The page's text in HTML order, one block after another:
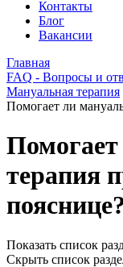
Контакты
Блог
Вакансии
Главная
FAQ - Вопросы и
Мануальная терапия
Помогает ли
терапия
пояснице?
Показать список
Скрыть список